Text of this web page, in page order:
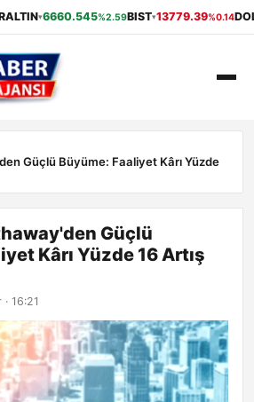
ALTIN▾6660.545%2.59BIST▾13779.39%0.14
Güçlü Büyüme: Faaliyet Kârı Yüzde
Güçlü
Kârı Yüzde 16 Artış
16:21